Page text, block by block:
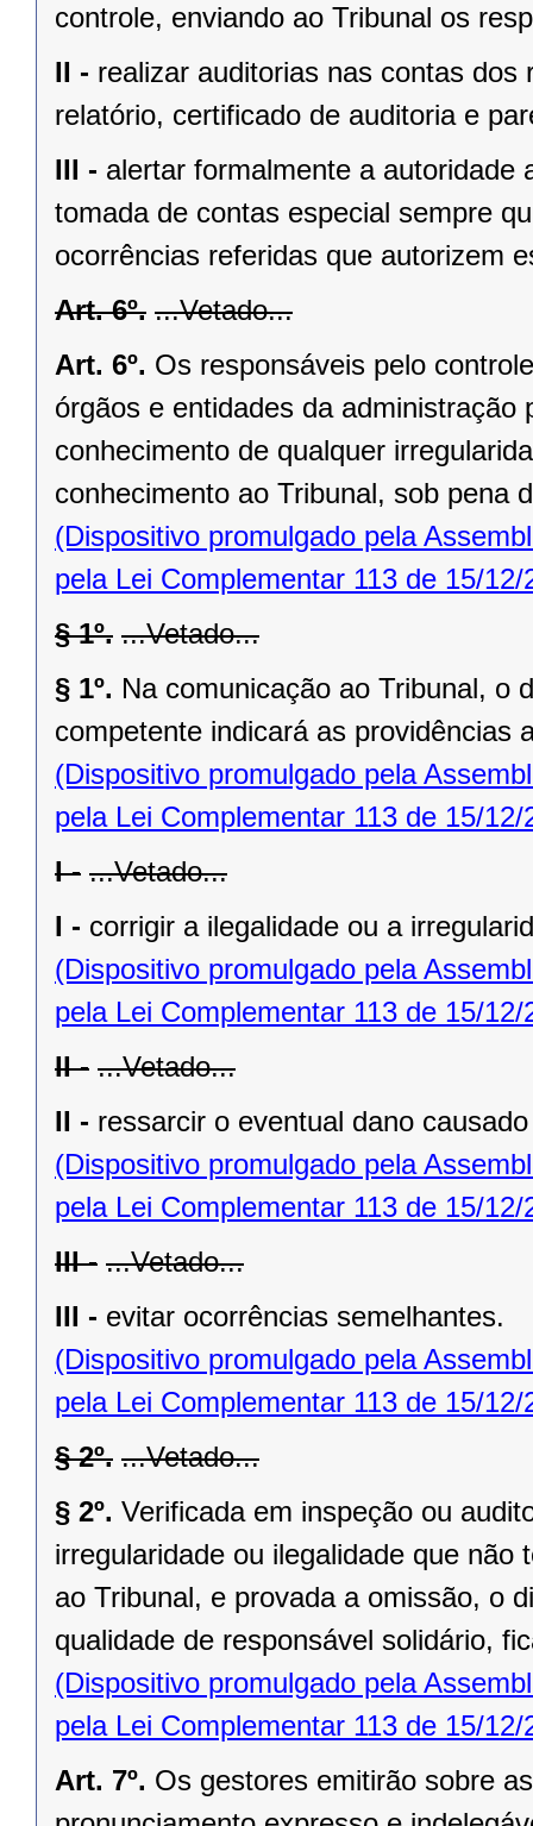
controle, enviando ao Tribunal os
II - realizar auditorias nas contas
relatório, certificado de auditoria e
III - alertar formalmente a autoridade
tomada de contas especial sempre
ocorrências referidas que autorizem
Art. 6º. ...Vetado...
Art. 6º. Os responsáveis pelo
órgãos e entidades da
conhecimento de qualquer
conhecimento ao Tribunal, sob pena
(Dispositivo promulgado pela
pela Lei Complementar 113 de 15/12/
§ 1º. ...Vetado...
§ 1º. Na comunicação ao Tribunal, o
competente indicará as providências
(Dispositivo promulgado pela
pela Lei Complementar 113 de 15/12/
I - ...Vetado...
I - corrigir a ilegalidade ou a
(Dispositivo promulgado pela
pela Lei Complementar 113 de 15/12/
II - ...Vetado...
II - ressarcir o eventual dano
(Dispositivo promulgado pela
pela Lei Complementar 113 de 15/12/
III - ...Vetado...
III - evitar ocorrências semelhantes.
(Dispositivo promulgado pela
pela Lei Complementar 113 de 15/12/
§ 2º. ...Vetado...
§ 2º. Verificada em inspeção ou
irregularidade ou ilegalidade que
ao Tribunal, e provada a omissão, o
qualidade de responsável solidário,
(Dispositivo promulgado pela
pela Lei Complementar 113 de 15/12/
Art. 7º. Os gestores emitirão sobre